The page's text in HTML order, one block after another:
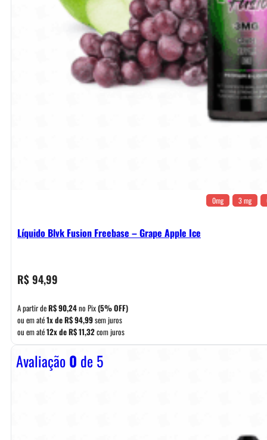
0mg 3 mg
Líquido Blvk Fusion Freebase – Grape Apple Ice
R$94,99
A partir deR$90,24no Pix(5% OFF)
ou em até1x deR$94,99sem juros
ou em até12x deR$11,32com juros
Avaliação0 de 5